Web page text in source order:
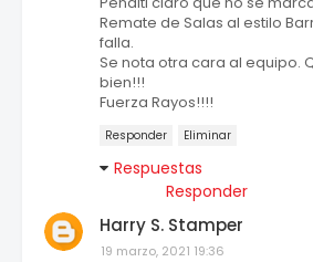
Remate de Salas al estilo
falla.
Se nota otra cara al equipo.
bien!!!
Fuerza Rayos!!!!
Responder Eliminar
Respuestas
Responder
Harry S. Stamper
19 marzo, 2021 19:36